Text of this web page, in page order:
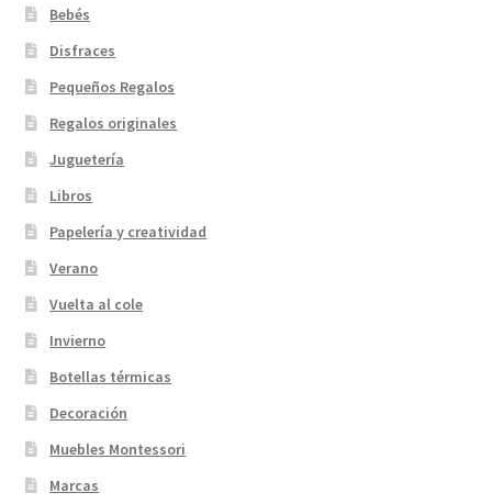
Bebés
Disfraces
Pequeños Regalos
Regalos originales
Juguetería
Libros
Papelería y creatividad
Verano
Vuelta al cole
Invierno
Botellas térmicas
Decoración
Muebles Montessori
Marcas